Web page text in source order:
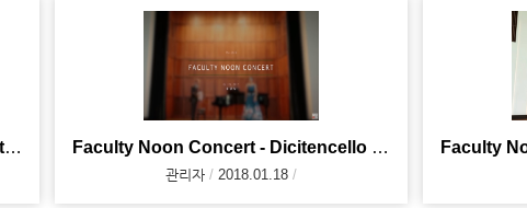
Faculty Noon Concert - Italian Street Song (2017. Faculty Noon Concert - Dicitencello Vuie (2017. 10
관리자 2018.01.18